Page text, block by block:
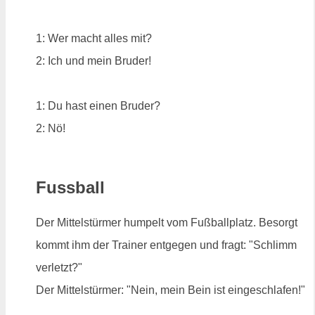
1: Wer macht alles mit?
2: Ich und mein Bruder!
1: Du hast einen Bruder?
2: Nö!
Fussball
Der Mittelstürmer humpelt vom Fußballplatz. Besorgt
kommt ihm der Trainer entgegen und fragt: "Schlimm
verletzt?"
Der Mittelstürmer: "Nein, mein Bein ist eingeschlafen!"